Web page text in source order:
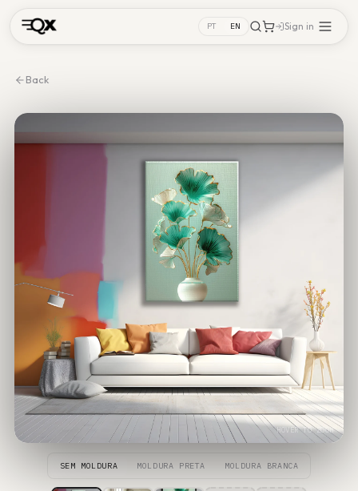
PT EN Sign in
Back
HOVER TO ZOOM
SEM MOLDURA MOLDURA PRETA MOLDURA BRANCA